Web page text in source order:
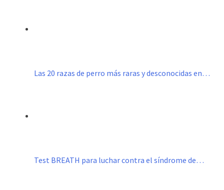
Las 20 razas de perro más raras y desconocidas en…
Test BREATH para luchar contra el síndrome de…